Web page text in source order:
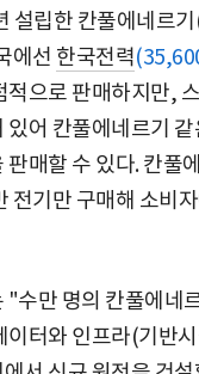
설립한 칸풀에네르
에선 한국전력
적으로 판매하지만,
있어 칸풀에네르기 같
판매할 수 있다. 칸풀
전기만 구매해 소비
"수만 명의 칸풀에네
이터와 인프라(기반